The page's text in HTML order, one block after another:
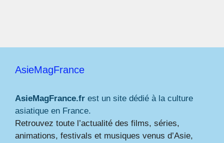
AsieMagFrance
AsieMagFrance.fr est un site dédié à la culture
asiatique en France.
Retrouvez toute l’actualité des films, séries,
animations, festivals et musiques venus d’Asie,